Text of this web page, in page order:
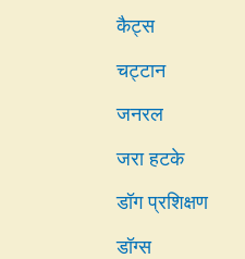
कैट्स
चट्टान
जनरल
जरा हटके
डॉग प्रशिक्षण
डॉग्स